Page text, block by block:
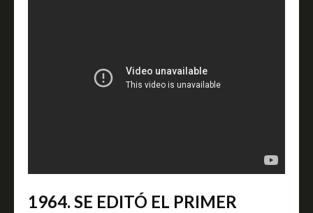
1964. SE EDITÓ EL PRIMER